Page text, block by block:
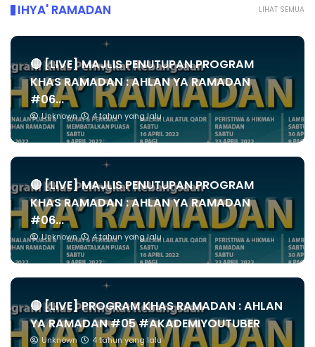
LIHAT SEMUA
IHYA' RAMADAN
🔴 [LIVE] MAJLIS PENUTUPAN PROGRAM
KHAS RAMADAN : AHLAN YA RAMADAN
#06...
Unknown 4 tahun yang lalu
🔴 [LIVE] MAJLIS PENUTUPAN PROGRAM
KHAS RAMADAN : AHLAN YA RAMADAN
#06...
Unknown 4 tahun yang lalu
🔴 [LIVE] PROGRAM KHAS RAMADAN : AHLAN
YA RAMADAN #05 #AKADEMIYOUTUBER
Unknown 4 tahun yang lalu